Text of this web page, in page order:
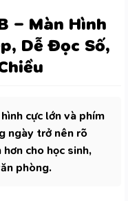
– Màn Hình
Dễ Đọc Số,
cực lớn và phím
ngày trở nên rõ
cho học sinh,
phòng.